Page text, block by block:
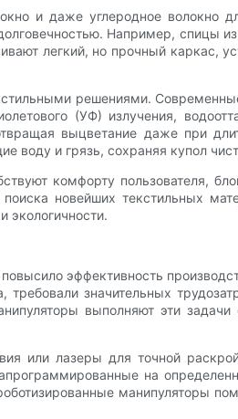
и даже углеродное волокно
Например, спицы из
легкий, но прочный каркас,
решениями. Современные
(УФ) излучения,
выцветание даже при
воду и грязь, сохраняя купол
комфорту пользователя,
новейших текстильных
экологичности.
эффективность
значительных
выполняют эти
или лазеры для точной
на
манипуляторы